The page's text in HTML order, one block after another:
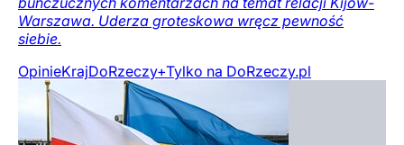
Warszawa. Uderza groteskowa wręcz pewność
siebie.
OpinieKrajDoRzeczy+Tylko na DoRzeczy.pl